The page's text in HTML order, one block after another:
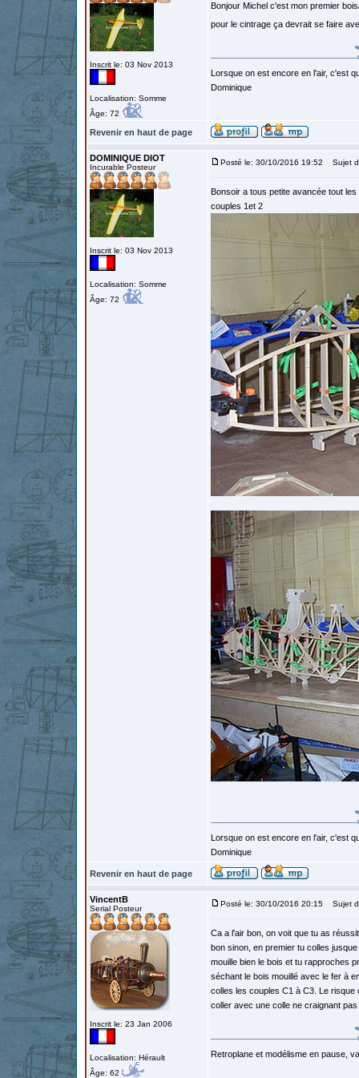
Inscrit le: 03 Nov 2013
Localisation: Somme
Âge: 72
Bonjour Michel c'est mon premier
pour le cintrage ça devrait se faire
Lorsque on est encore en l'air, c'est
Dominique
Revenir en haut de page
DOMINIQUE DIOT
Incurable Posteur
Inscrit le: 03 Nov 2013
Localisation: Somme
Âge: 72
Posté le: 30/10/2016 19:52 Sujet
Bonsoir a tous petite avancée tout
couples 1et 2
Lorsque on est encore en l'air, c'est
Dominique
Revenir en haut de page
VincentB
Serial Posteur
Inscrit le: 23 Jan 2006
Localisation: Hérault
Âge: 62
Posté le: 30/10/2016 20:15 Sujet
Ca a l'air bon, on voit que tu as
bon sinon, en premier tu colles
mouille bien le bois et tu rapproches
séchant le bois mouillé avec le fer à
colles les couples C1 à C3. Le
coller avec une colle ne craignant
Retroplane et modélisme en pause,